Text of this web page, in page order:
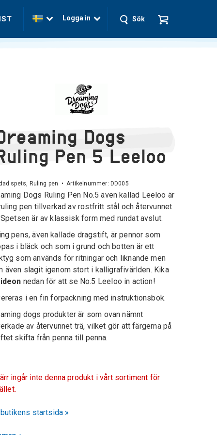
Logga in Sök
Dogs
Pen 5 Leeloo
spets, Ruling pen • Artikelnummer: DD005
Dogs Ruling Pen No.5 även kallad Leeloo är
pen tillverkad av rostfritt stål och återvunnet
är av klassisk form med rundat avslut.
pens, även kallade dragstift, är pennor som
i bläck och som i grund och botten är ett
som används för ritningar och liknande men
även slagit igenom stort i kalligrafivärlden. Kika
nedan för att se No.5 Leeloo in action!
i en fin förpackning med instruktionsbok.
dogs produkter är som ovan nämnt
av återvunnet trä, vilket gör att färgerna på
skifta från penna till penna.
ingår inte denna produkt i vårt sortiment för
startsida »